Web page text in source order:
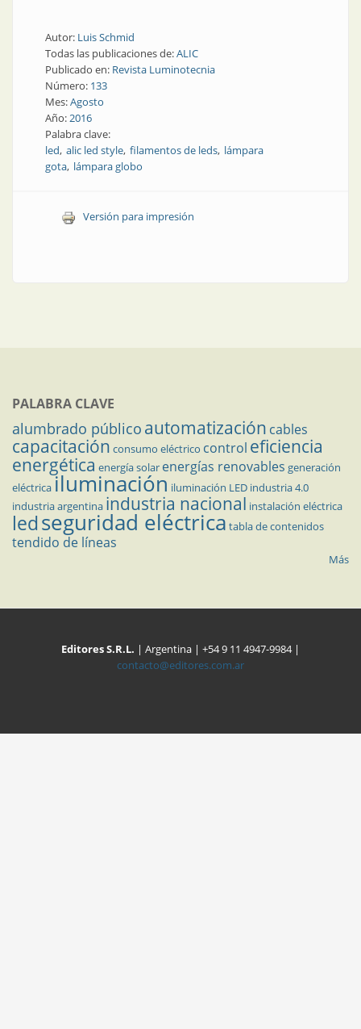
Autor: Luis Schmid
Todas las publicaciones de:ALIC
Publicado en: Revista Luminotecnia
Número: 133
Mes:Agosto
Año:2016
Palabra clave:
led alic led style filamentos de leds lámpara
gota lámpara globo
Versión para impresión
PALABRA CLAVE
alumbrado público automatización cables
capacitación consumo eléctrico control eficiencia
energética energía solar energías renovables generación
eléctricailuminación iluminación LED industria 4.0
industria argentina industria nacional instalación eléctrica
ledseguridad eléctrica tabla de contenidos
tendido de líneas
Más
Editores S.R.L. | Argentina | +54 9 11 4947-9984 |
contacto@editores.com.ar